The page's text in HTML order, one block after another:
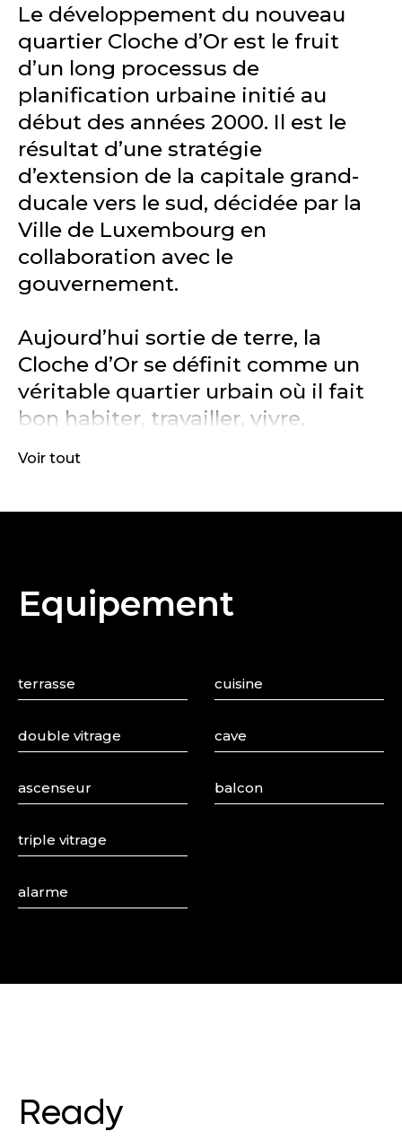
Le développement du nouveau
quartier Cloche d’Or est le fruit
d’un long processus de
planification urbaine initié au
début des années 2000. Il est le
résultat d’une stratégie
d’extension de la capitale grand-
ducale vers le sud, décidée par la
Ville de Luxembourg en
collaboration avec le
gouvernement.
Aujourd’hui sortie de terre, la
Cloche d’Or se définit comme un
véritable quartier urbain où il fait
bon habiter, travailler, vivre,
volonté de ses concepteurs est de
Voir tout
Equipement
terrasse
double vitrage
ascenseur
cuisine
cave
balcon
triple vitrage
alarme
Ready